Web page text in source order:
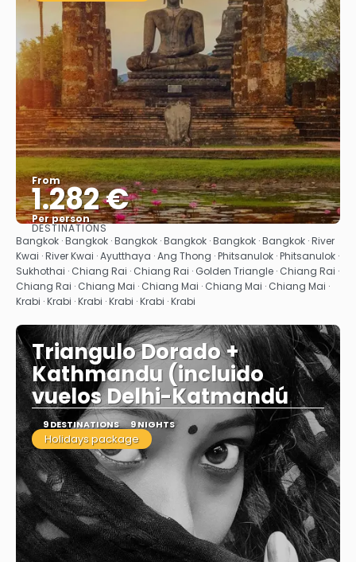
From
1.282 €
Per person
See
DESTINATIONS
Bangkok · Bangkok · Bangkok · Bangkok · Bangkok · Bangkok · River
Kwai · River Kwai · Ayutthaya · Ang Thong · Phitsanulok · Phitsanulok ·
Sukhothai · Chiang Rai · Chiang Rai · Golden Triangle · Chiang Rai ·
Chiang Rai · Chiang Mai · Chiang Mai · Chiang Mai · Chiang Mai ·
Krabi · Krabi · Krabi · Krabi · Krabi · Krabi
Triangulo Dorado +
Kathmandu (incluido
vuelos Delhi-Katmandú
9 DESTINATIONS 9 NIGHTS
Holidays package